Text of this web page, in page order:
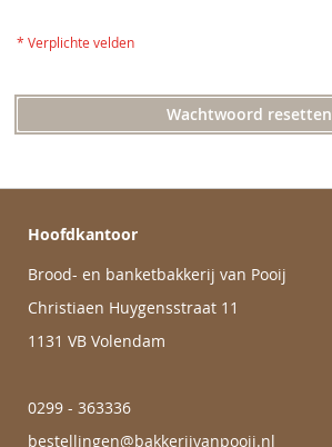
Wachtwoord resetten
Hoofdkantoor
Brood- en banketbakkerij van Pooij
Christiaen Huygensstraat 11
1131 VB Volendam
0299 - 363336
bestellingen@bakkerijvanpooij.nl